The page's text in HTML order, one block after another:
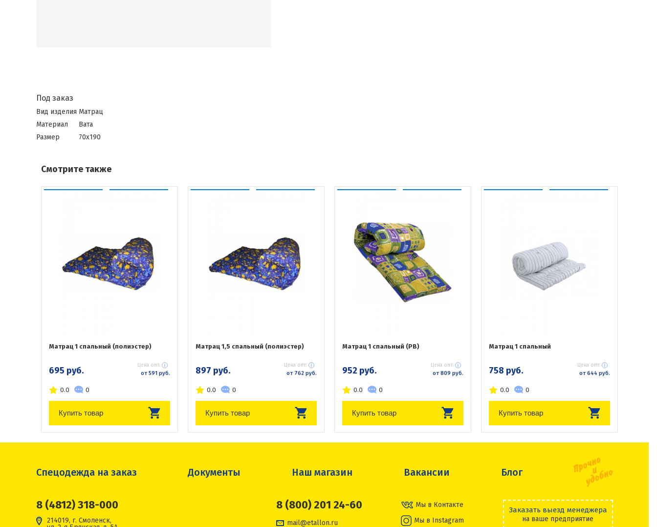
Под заказ
Вид изделия Матрац
Материал
Вата
Размер
70х190
Смотрите также
Матрац 1 спальный (полиэстер)
695 руб. Цена опт:
от 591 руб.
0.0 0
Купить товар
Матрац 1,5 спальный (полиэстер)
897 руб. Цена опт:
от 762 руб.
0.0 0
Купить товар
Матрац 1 спальный (РВ)
952 руб. Цена опт:
от 809 руб.
0.0 0
Купить товар
Матрац 1 спальный
758 руб. Цена опт:
от 644 руб.
0.0 0
Купить товар
Спецодежда на заказ Документы Наш магазин Вакансии Блог
8 (4812) 318-000
214019, г. Смоленск,
8 (800) 201 24-60
mail@etallon.ru
Мы в Контакте
Мы в Instagram
Заказать выезд менеджера
на ваше предприятие